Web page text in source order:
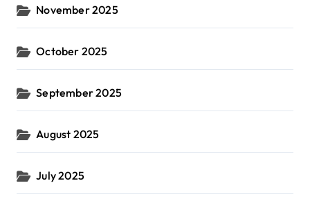
November 2025
October 2025
September 2025
August 2025
July 2025